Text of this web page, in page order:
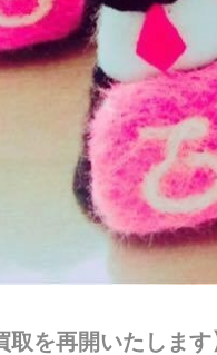
取を再開いたします